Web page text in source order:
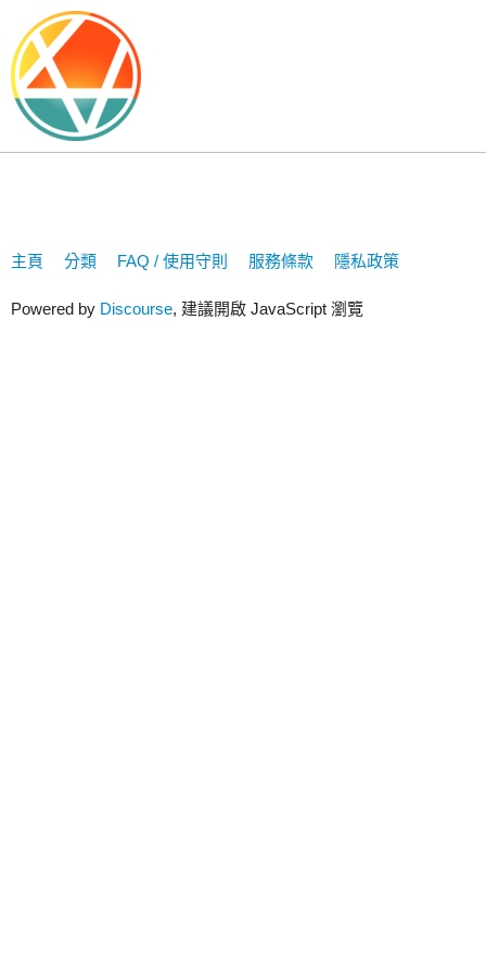
Brad_Chen
主頁 分類 FAQ / 使用守則 服務條款 隱私政策
Powered by Discourse, 建議開啟 JavaScript 瀏覽